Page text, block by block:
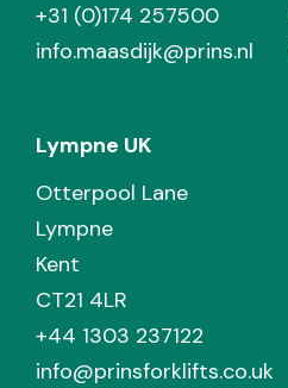
+31 (0)174 257500
info.maasdijk@prins.nl
Lympne UK
Otterpool Lane
Lympne
Kent
CT21 4LR
+44 1303 237122
info@prinsforklifts.co.uk